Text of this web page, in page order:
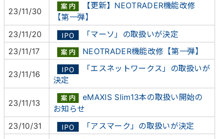
23/11/30
【更新】NEOTRADER機能改修
【第一弾】
23/11/20
「マーソ」の取扱いが決定
23/11/17
NEOTRADER機能改修【第一弾】
23/11/16
「エスネットワークス」の取扱いが
決定
23/11/13
eMAXIS Slim13本の取扱い開始の
お知らせ
23/10/31
「アスマーク」の取扱いが決定